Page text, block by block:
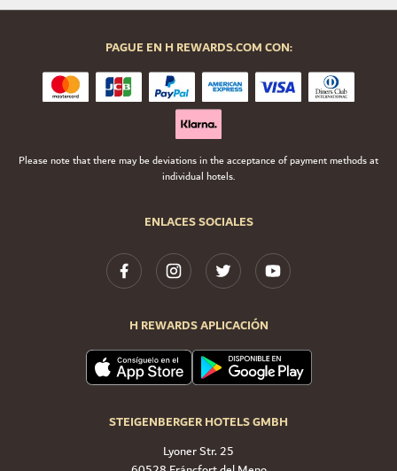
ENLACES SOCIALES
H REWARDS APLICACIÓN
STEIGENBERGER HOTELS GMBH
Lyoner Str. 25
PAGUE EN H REWARDS.COM CON:
Please note that there may be deviations in the acceptance of payment methods at
individual hotels.